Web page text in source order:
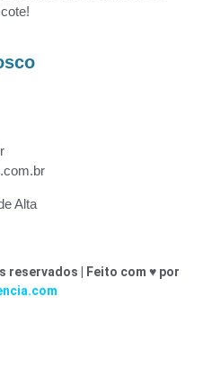
Alta
reservados | Feito com ♥ por